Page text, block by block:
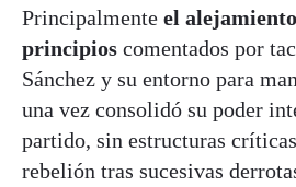
Principalmente el
principios comentados por
Sánchez y su entorno para
una vez consolidó su poder
partido, sin estructuras
rebelión tras sucesivas